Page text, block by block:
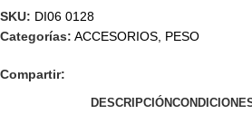
SKU: DI06 0128
Categorías: ACCESORIOS PESO
Compartir:
DESCRIPCIÓN